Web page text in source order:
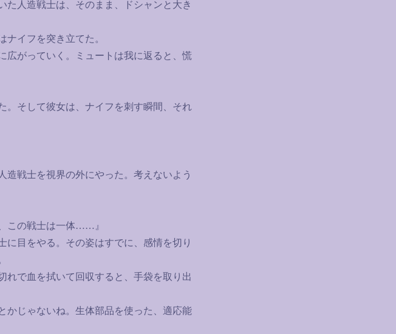
人造戦士は、そのまま、ドシャンと大き
イフを突き立てた。
がっていく。ミュートは我に返ると、慌
そして彼女は、ナイフを刺す瞬間、それ
戦士を視界の外にやった。考えないよう
この戦士は一体…… 』
目をやる。その姿はすでに、感情を切り
で血を拭いて回収すると、手袋を取り出
かじゃないね。生体部品を使った、適応能